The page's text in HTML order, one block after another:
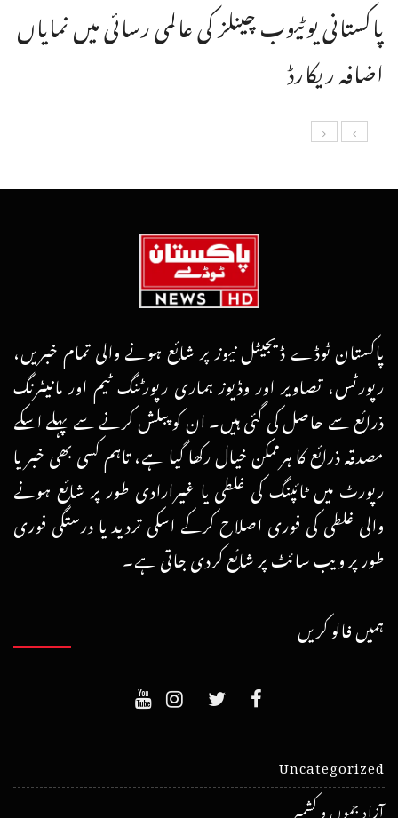
پاکستانی یوٹیوب چینلز کی عالمی رسائی میں نمایاں
اضافہ ریکارڈ
پاکستان ٹوڈے ڈیجیٹل نیوز پر شائع ہونے والی تمام خبریں،
رپورٹس، تصاویر اور وڈیوز ہماری رپورٹنگ ٹیم اور مانیٹرنگ
ذرائع سے حاصل کی گئی ہیں۔ ان کو پبلش کرنے سے پہلے اسکے
مصدقہ ذرائع کا ہرممکن خیال رکھا گیا ہے، تاہم کسی بھی خبر یا
رپورٹ میں ٹائپنگ کی غلطی یا غیرارادی طور پر شائع ہونے
والی غلطی کی فوری اصلاح کرکے اسکی تردید یا درستگی فوری
طور پر ویب سائٹ پر شائع کردی جاتی ہے۔
ہمیں فالو کریں
Uncategorized
آزاد جموں و کشمیر